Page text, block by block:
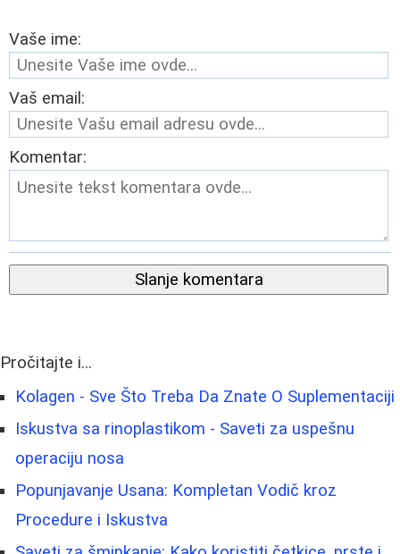
Vaše ime:
Vaš email:
Komentar:
Slanje komentara
Pročitajte i...
Kolagen - Sve Što Treba Da Znate O Suplementaciji
Iskustva sa rinoplastikom - Saveti za uspešnu
operaciju nosa
Popunjavanje Usana: Kompletan Vodič kroz
Procedure i Iskustva